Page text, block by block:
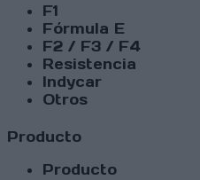
F1
Fórmula E
F2 / F3 / F4
Resistencia
Indycar
Otros
Producto
Producto